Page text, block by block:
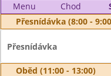
Menu
Chod
Přesnídávka (8:00 -
Přesnídávka
Oběd (11:00 - 13:00)